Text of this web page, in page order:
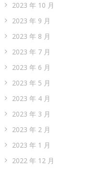
2023 年 10 月
2023 年 9 月
2023 年 8 月
2023 年 7 月
2023 年 6 月
2023 年 5 月
2023 年 4 月
2023 年 3 月
2023 年 2 月
2023 年 1 月
2022 年 12 月